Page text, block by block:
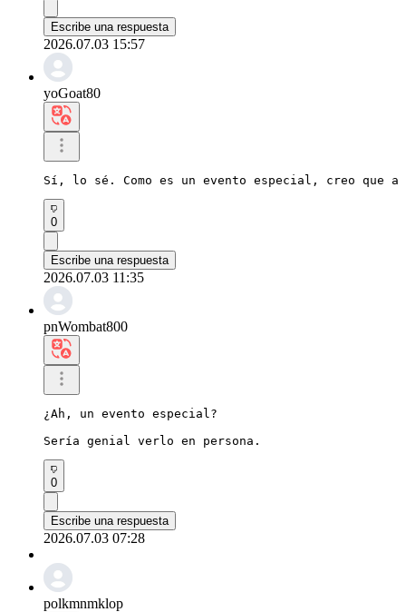
Escribe una respuesta
2026.07.03 15:57
yoGoat80
Sí, lo sé. Como es un evento especial, creo que
0
Escribe una respuesta
2026.07.03 11:35
pnWombat800
¿Ah, un evento especial?
Sería genial verlo en persona.
0
Escribe una respuesta
2026.07.03 07:28
polkmnmklop